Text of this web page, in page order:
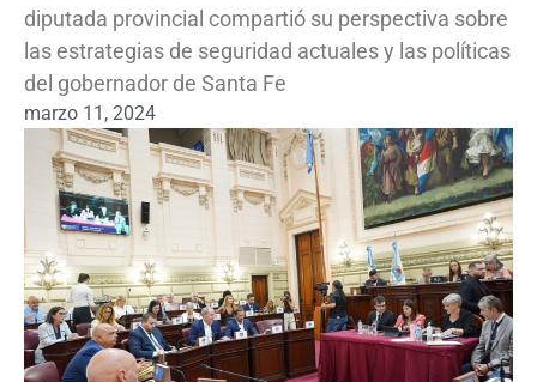
diputada provincial compartió su perspectiva sobre
las estrategias de seguridad actuales y las políticas
del gobernador de Santa Fe
marzo 11, 2024